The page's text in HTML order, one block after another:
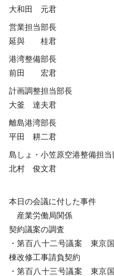
大和田 元君
営業担当部長
延與 桂君
港湾整備部長
前田 宏君
計画調整担当部長
大釜 達夫君
離島港湾部長
平田 耕二君
島しょ・小笠原空港整備担当
北村 俊文君
本日の会議に付した事件
産業労働局関係
契約議案の調査
・第百八十二号議案 東京
棟改修工事請負契約
・第百八十三号議案 東京